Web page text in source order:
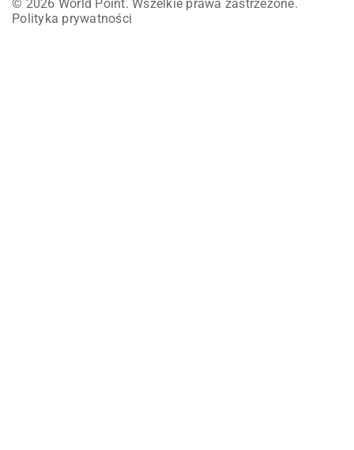
© 2026 World Point. Wszelkie prawa zastrzeżone.
Polityka prywatności